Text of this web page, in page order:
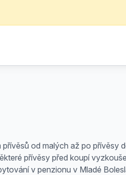
od malých až po přívěsy
přívěsy před koupí
v penzionu v Mladé